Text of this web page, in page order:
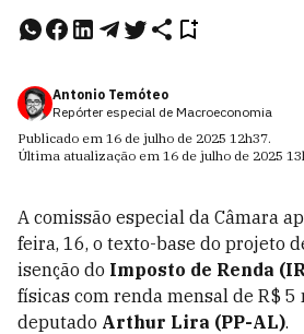
Antonio Temóteo
Repórter especial de Macroeconomia
Publicado em 16 de julho de 2025 12h37.
Última atualização em 16 de julho de 2025
A comissão especial da Câmara
feira, 16, o texto-base do projeto
isenção do Imposto de Renda
físicas com renda mensal de R$
deputado Arthur Lira (PP-AL).